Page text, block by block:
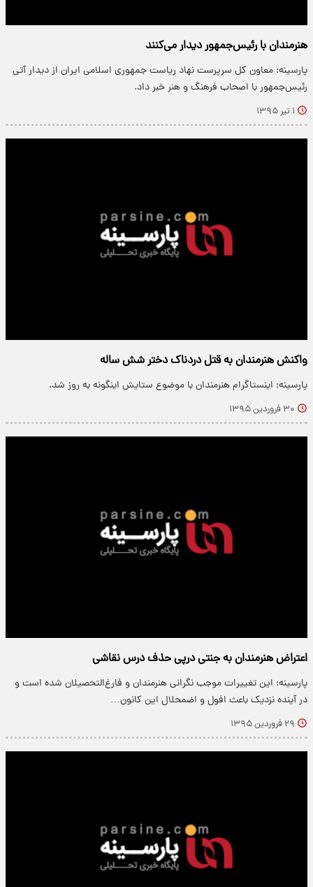
هنرمندان با رئیس‌جمهور دیدار می‌کنند
پارسینه: معاون کل سرپرست نهاد ریاست جمهوری اسلامی ایران از دیدار آتی
رئیس‌جمهور با اصحاب فرهنگ و هنر خبر داد.
۱ تیر ۱۳۹۵
واکنش هنرمندان به قتل دردناک دختر شش ساله
پارسینه: اینستاگرام هنرمندان با موضوع ستایش اینگونه به روز شد.
۳۰ فروردین ۱۳۹۵
اعتراض هنرمندان به جنتی درپی حذف درس نقاشی
پارسینه: این تغییرات موجب نگرانی هنرمندان و فارغ‌التحصیلان شده است و
در آینده نزدیک باعث افول و اضمحلال این کانون…
۲۹ فروردین ۱۳۹۵